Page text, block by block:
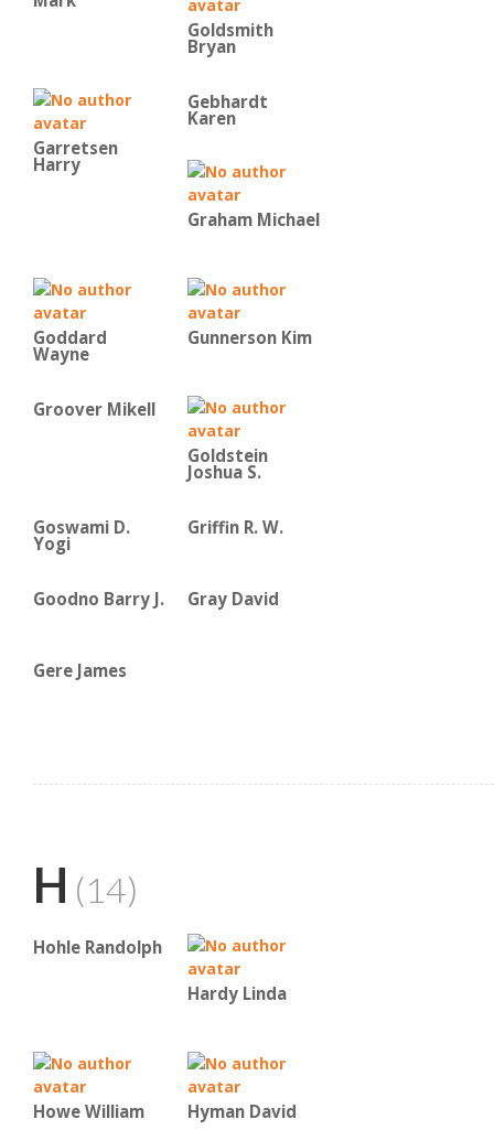
Goldsmith
Bryan
Garretsen
Harry
Gebhardt
Karen
Graham Michael
Goddard
Wayne
Gunnerson Kim
Groover Mikell
Goldstein
Joshua S.
Goswami D.
Yogi
Griffin R. W.
Goodno Barry J. Gray David
Gere James
H (14)
Hohle Randolph
Hardy Linda
Howe William Hyman David